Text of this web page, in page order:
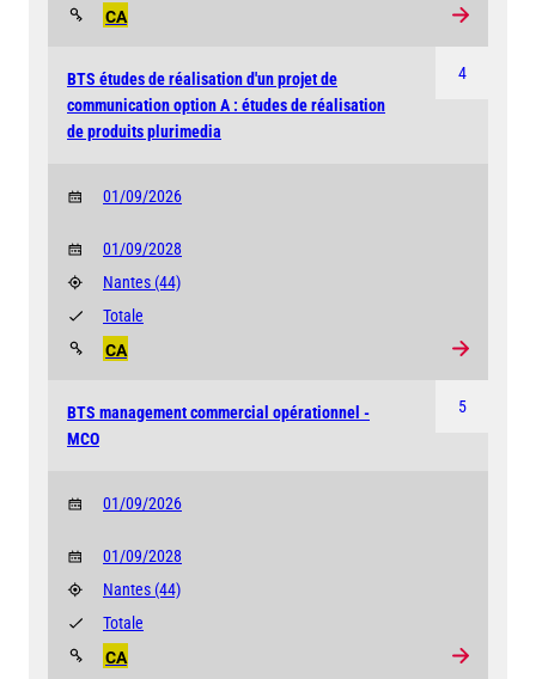
CA
4
BTS études de réalisation d'un projet de
communication option A : études de réalisation
de produits plurimedia
01/09/2026
01/09/2028
Nantes (44)
CA
Totale
5
BTS management commercial opérationnel -
MCO
01/09/2026
01/09/2028
Nantes (44)
CA
Totale